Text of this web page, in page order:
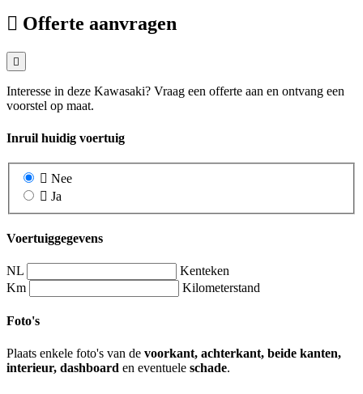
Offerte aanvragen
Interesse in deze Kawasaki? Vraag een offerte aan en ontvang een
voorstel op maat.
Inruil huidig voertuig
Nee
Ja
Voertuiggegevens
NL
Kenteken
Km
Kilometerstand
Foto's
Plaats enkele foto's van de voorkant, achterkant, beide kanten,
interieur, dashboard en eventuele schade.